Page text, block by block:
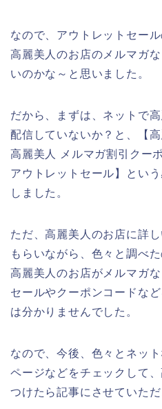
なので、アウトレットセー
高麗美人のお店のメルマガ
いのかな～と思いました。
だから、まずは、ネットで
配信していないか？と、【
高麗美人 メルマガ割引クー
アウトレットセール】とい
しました。
ただ、高麗美人のお店に詳
もらいながら、色々と調べ
高麗美人のお店がメルマガ
セールやクーポンコードな
は分かりませんでした。
なので、今後、色々とネッ
ページなどをチェックして
つけたら記事にさせていた